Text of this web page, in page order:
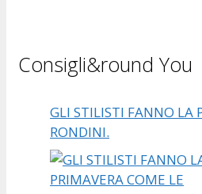
Consigli&round You
GLI STILISTI FANNO LA
RONDINI.